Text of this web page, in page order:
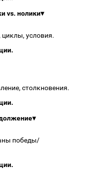
vs. нолики▾
циклы, условия.
столкновения.
▾
победы/